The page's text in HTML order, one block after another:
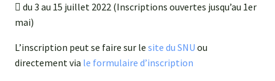
 du 3 au 15 juillet 2022 (Inscriptions ouvertes jusqu’au 1er
mai)
L’inscription peut se faire sur le site du SNU ou
directement via le formulaire d’inscription